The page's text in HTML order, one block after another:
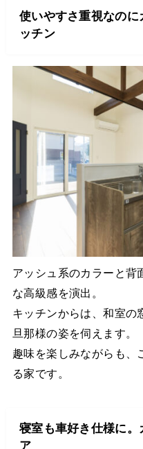
使いやすさ重視なの
ッチン
アッシュ系のカラーと背
な高級感を演出。
キッチンからは、和室の
旦那様の姿を伺えます。
趣味を楽しみながらも、
る家です。
寝室も車好き仕様に
ア